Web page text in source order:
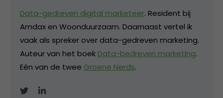
Data-gedreven digital marketeer. Resident bij
Amdax en Woonduurzaam. Daarnaast vertel ik
vaak als spreker over data-gedreven marketing.
Auteur van het boek Data-bedreven marketing.
Eén van de twee Groene Nerds.